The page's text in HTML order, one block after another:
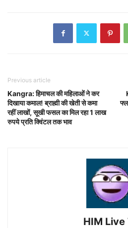
Previous article
Kangra: हिमाचल की महिलाओं ने कर
दिखाया कमाल! ब्राह्मी की खेती से कमा
रहीं लाखों, सूखी फसल का मिल रहा 1 लाख
रुपये प्रति क्विंटल तक भाव
HIM Live